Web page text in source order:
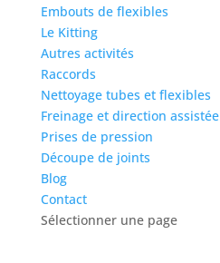
Embouts de flexibles
Le Kitting
Autres activités
Raccords
Nettoyage tubes et flexibles
Freinage et direction assistée
Prises de pression
Découpe de joints
Blog
Contact
Sélectionner une page